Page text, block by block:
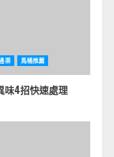
渠 馬桶推薦
味4招快速處理